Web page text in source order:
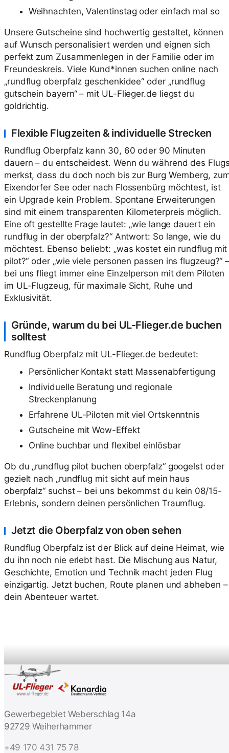
Weihnachten, Valentinstag oder einfach mal so
Unsere Gutscheine sind hochwertig gestaltet, können
auf Wunsch personalisiert werden und eignen sich
perfekt zum Zusammenlegen in der Familie oder im
Freundeskreis. Viele Kund*innen suchen online nach
„rundflug oberpfalz geschenkidee“ oder „rundflug
gutschein bayern“ – mit UL-Flieger.de liegst du
goldrichtig.
Flexible Flugzeiten & individuelle Strecken
Rundflug Oberpfalz kann 30, 60 oder 90 Minuten
dauern – du entscheidest. Wenn du während des
merkst, dass du doch noch bis zur Burg Wernberg,
Eixendorfer See oder nach Flossenbürg möchtest, ist
ein Upgrade kein Problem. Spontane Erweiterungen
sind mit einem transparenten Kilometerpreis möglich.
Eine oft gestellte Frage lautet: „wie lange dauert ein
rundflug in der oberpfalz?“ Antwort: So lange, wie du
möchtest. Ebenso beliebt: „was kostet ein rundflug mit
pilot?“ oder „wie viele personen passen ins flugzeug?“
bei uns fliegt immer eine Einzelperson mit dem Piloten
im UL-Flugzeug, für maximale Sicht, Ruhe und
Exklusivität.
Gründe, warum du bei UL-Flieger.de buchen
solltest
Rundflug Oberpfalz mit UL-Flieger.de bedeutet:
Persönlicher Kontakt statt Massenabfertigung
Individuelle Beratung und regionale
Streckenplanung
Erfahrene UL-Piloten mit viel Ortskenntnis
Gutscheine mit Wow-Effekt
Online buchbar und flexibel einlösbar
Ob du „rundflug pilot buchen oberpfalz“ googelst oder
gezielt nach „rundflug mit sicht auf mein haus
oberpfalz“ suchst – bei uns bekommst du kein 08/15-
Erlebnis, sondern deinen persönlichen Traumflug.
Jetzt die Oberpfalz von oben sehen
Rundflug Oberpfalz ist der Blick auf deine Heimat, wie
du ihn noch nie erlebt hast. Die Mischung aus Natur,
Geschichte, Emotion und Technik macht jeden Flug
einzigartig. Jetzt buchen, Route planen und abheben –
dein Abenteuer wartet.
Gewerbegebiet Weberschlag 14a
92729 Weiherhammer
+49 170 431 75 78